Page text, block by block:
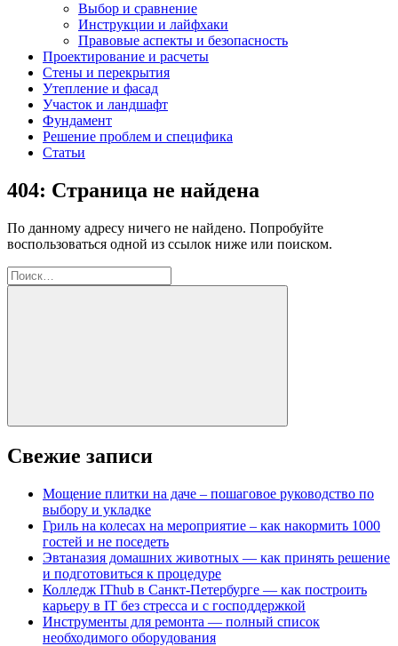
Выбор и сравнение
Инструкции и лайфхаки
Правовые аспекты и безопасность
Проектирование и расчеты
Стены и перекрытия
Утепление и фасад
Участок и ландшафт
Фундамент
Решение проблем и специфика
Статьи
404: Страница не найдена
По данному адресу ничего не найдено. Попробуйте
воспользоваться одной из ссылок ниже или поиском.
Найти:
Поиск
Свежие записи
Мощение плитки на даче – пошаговое руководство по
выбору и укладке
Гриль на колесах на мероприятие – как накормить 1000
гостей и не поседеть
Эвтаназия домашних животных — как принять решение
и подготовиться к процедуре
Колледж IThub в Санкт-Петербурге — как построить
карьеру в IT без стресса и с господдержкой
Инструменты для ремонта — полный список
необходимого оборудования